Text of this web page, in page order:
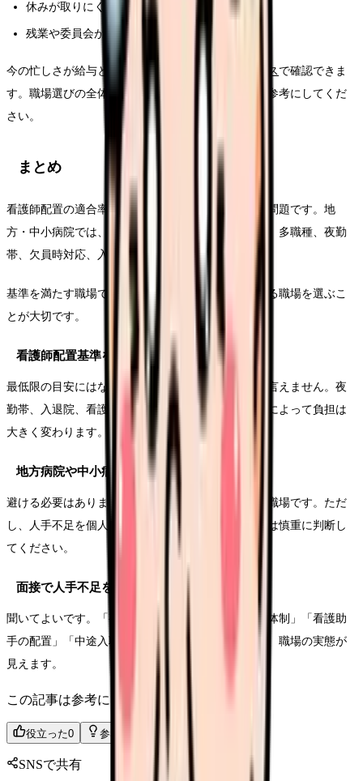
休みが取りにくい
残業や委員会が評価されない
今の忙しさが給与と見合っているかは、 給料コンパス で確認できま
す。職場選びの全体像は
看護師の職場選びガイド
も参考にしてくだ
さい。
まとめ
看護師配置の適合率が高くても、現場の忙しさは別問題です。地
方・中小病院では、看護師数だけでなく、看護助手、多職種、夜勤
帯、欠員時対応、入退院件数を見てください。
基準を満たす職場ではなく、現場を回す仕組みがある職場を選ぶこ
とが大切です。
看護師配置基準を満たしていれば安全ですか？
最低限の目安にはなりますが、それだけで安全とは言えません。夜
勤帯、入退院、看護助手、多職種連携、欠員時対応によって負担は
大きく変わります。
地方病院や中小病院は避けるべきですか？
避ける必要はありません。地域医療を支える重要な職場です。ただ
し、人手不足を個人の残業や休日出勤で埋める職場は慎重に判断し
てください。
面接で人手不足を聞いてもよいですか？
聞いてよいです。「夜勤帯の人数」「欠員時の応援体制」「看護助
手の配置」「中途入職者の定着」を具体的に聞くと、職場の実態が
見えます。
この記事は参考になりましたか？
役立った0 参考になった 0
SNSで共有